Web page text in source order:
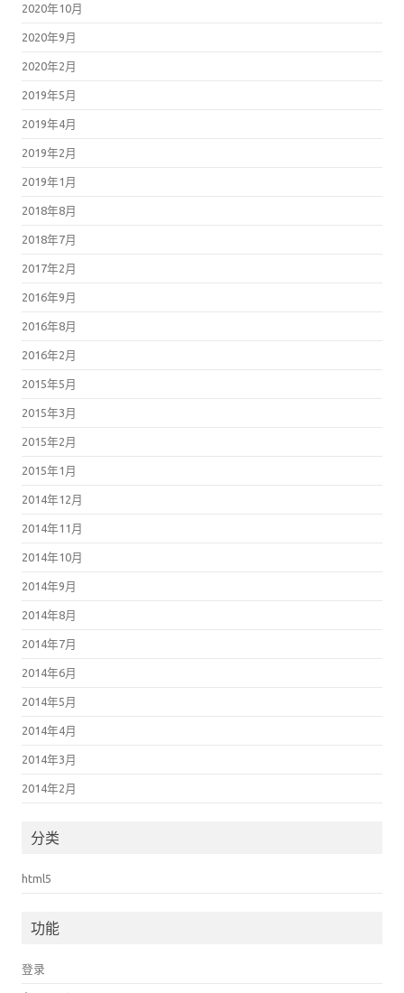
2020年10月
2020年9月
2020年2月
2019年5月
2019年4月
2019年2月
2019年1月
2018年8月
2018年7月
2017年2月
2016年9月
2016年8月
2016年2月
2015年5月
2015年3月
2015年2月
2015年1月
2014年12月
2014年11月
2014年10月
2014年9月
2014年8月
2014年7月
2014年6月
2014年5月
2014年4月
2014年3月
2014年2月
分类
html5
功能
登录